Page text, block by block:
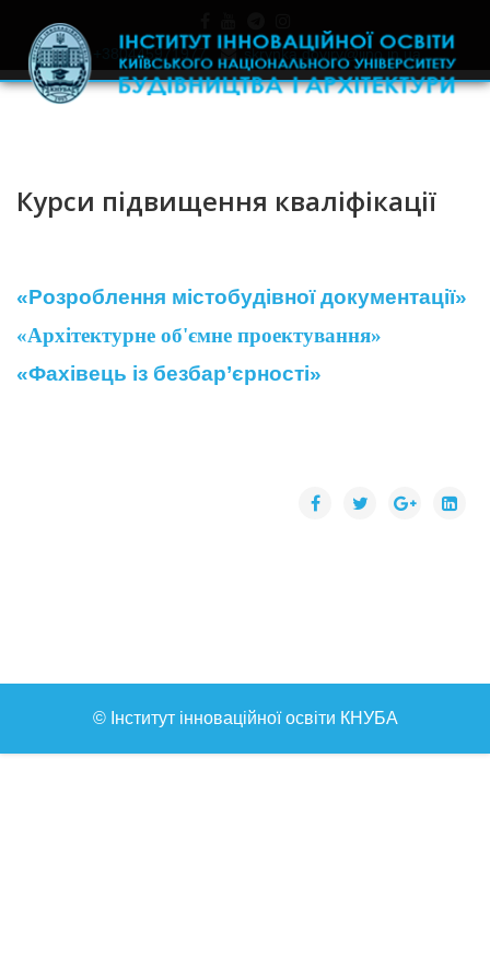
+380445971977 skrynka.doviry@iino.in.ua
Курси підвищення кваліфікації
«Розроблення містобудівної документації»
«Архітектурне об'ємне проектування»
«Фахівець із безбар’єрності»
© Інститут інноваційної освіти КНУБА